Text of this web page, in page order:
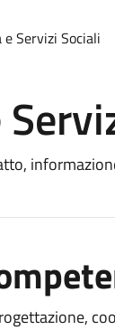
Servizi Sociali